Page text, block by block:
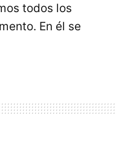
todos los
En él se